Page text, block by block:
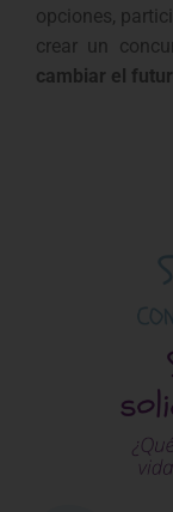
opciones,
crear un
cambiar el